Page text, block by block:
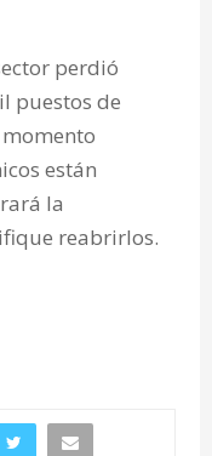
perdió
puestos de
están
la
reabrirlos.